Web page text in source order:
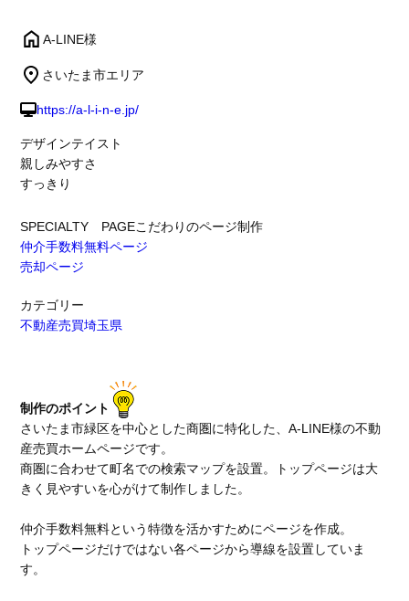
A-LINE様
さいたま市エリア
https://a-l-i-n-e.jp/
デザインテイスト
親しみやすさ
すっきり
SPECIALTY PAGEこだわりのページ制作
仲介手数料無料ページ
売却ページ
カテゴリー
不動産売買埼玉県
制作のポイント
さいたま市緑区を中心とした商圏に特化した、A-LINE様の不動
産売買ホームページです。
商圏に合わせて町名での検索マップを設置。トップページは大
きく見やすいを心がけて制作しました。
仲介手数料無料という特徴を活かすためにページを作成。
トップページだけではない各ページから導線を設置していま
す。